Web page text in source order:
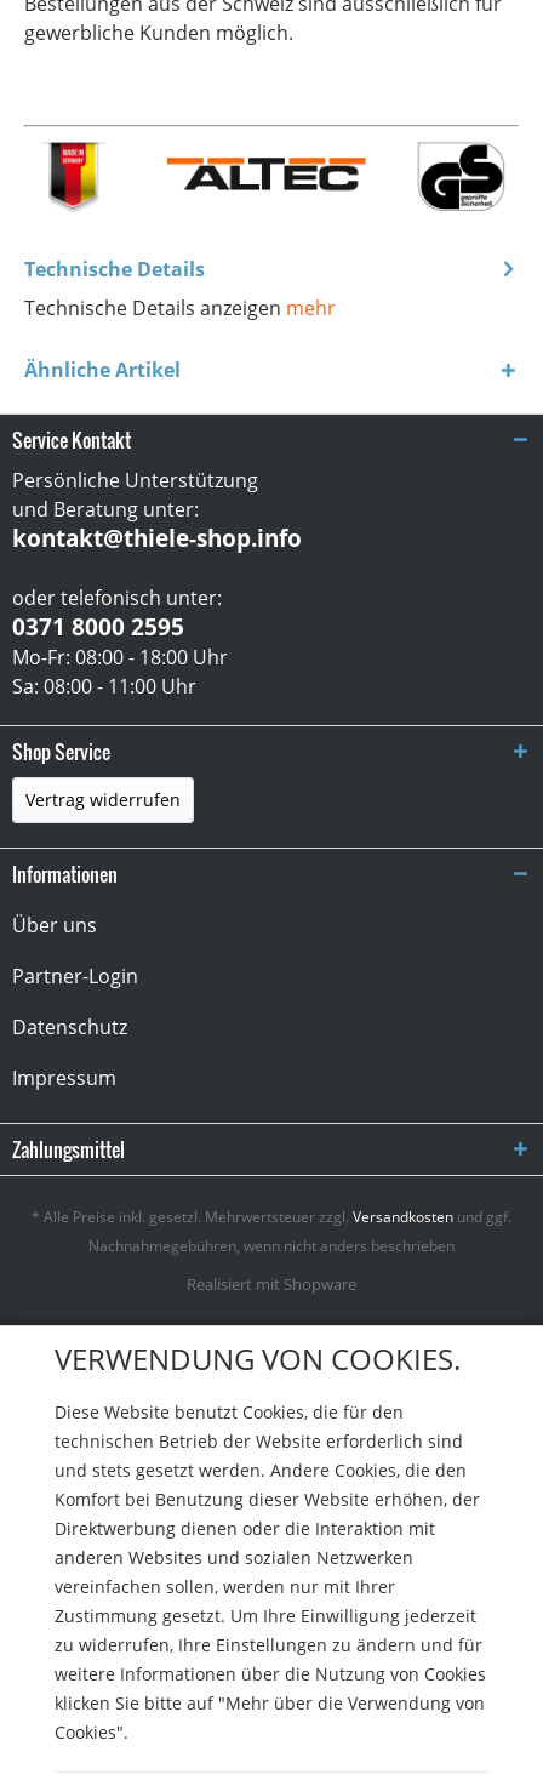
gewerbliche Kunden möglich.
Technische Details
Technische Details anzeigen mehr
Ähnliche Artikel
Service Kontakt
Persönliche Unterstützung
und Beratung unter:
kontakt@thiele-shop.info
oder telefonisch unter:
0371 8000 2595
Mo-Fr: 08:00 - 18:00 Uhr
Sa: 08:00 - 11:00 Uhr
Shop Service
Vertrag widerrufen
Informationen
Über uns
Partner-Login
Datenschutz
Impressum
Zahlungsmittel
* Alle Preise inkl. gesetzl. Mehrwertsteuer zzgl. Versandkosten und ggf.
Nachnahmegebühren, wenn nicht anders beschrieben
Realisiert mit Shopware
VERWENDUNG VON COOKIES.
Diese Website benutzt Cookies, die für den
technischen Betrieb der Website erforderlich sind
und stets gesetzt werden. Andere Cookies, die den
Komfort bei Benutzung dieser Website erhöhen, der
Direktwerbung dienen oder die Interaktion mit
anderen Websites und sozialen Netzwerken
vereinfachen sollen, werden nur mit Ihrer
Zustimmung gesetzt. Um Ihre Einwilligung jederzeit
zu widerrufen, Ihre Einstellungen zu ändern und für
weitere Informationen über die Nutzung von Cookies
klicken Sie bitte auf "Mehr über die Verwendung von
Cookies".